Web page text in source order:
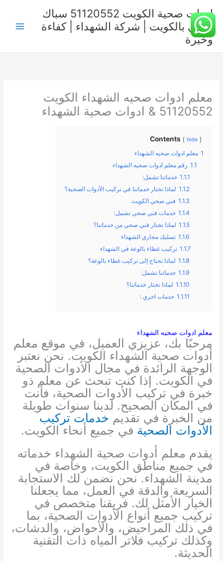
إلى
المحتوى
ادوات صحية الكويت 51120552 سباك
صحي بالكويت | شركة الشهداء | كفاءة
وخبرة
معلم ادوات صحيه الشهداء الكويت
51120552 & ادوات صحية الشهداء
Contents hide
1 معلم ادوات صحيه الشهداء
1.1 رقم معلم ادوات صحيه الشهداء
1.1.1 خدماتنا تشمل:
1.1.2 لماذا تختار خدماتنا في تركيب الأدوات الصحية؟
1.1.3 فني صحي الكويت
1.1.4 خدمات فني صحي تشمل:
1.1.5 لماذا تختار فني صحي من خدماتنا؟
1.1.6 تسليك مجاري الشهداء
1.1.7 تركيب غطاء بالوعة في الشهداء
1.1.8 لماذا تحتاج إلى تركيب غطاء بالوعة؟
1.1.9 خدماتنا تشمل:
1.1.10 لماذا تختار خدماتنا؟
1.1.11 خدمات اخري :
معلم ادوات صحيه الشهداء
مرحبًا بك، عزيزي العميل، في موقع معلم
أدوات صحية الشهداء الكويت. نحن نعتبر
الوجهة الرائدة في مجال الأدوات الصحية
في الكويت. إذا كنت تبحث عن معلم ذو
خبرة في تركيب الأدوات الصحية، فأنت
في المكان الصحيح. لدينا سنوات طويلة
من الخبرة في تقديم خدمات تركيب
الأدوات الصحية في جميع أنحاء الكويت.
يقدم معلم أدوات صحية الشهداء خدماته
في جميع مناطق الكويت، وخاصة في
مدينة الشهداء. نحن نضمن لك الاستجابة
السريعة والدقة في العمل، مما يجعلنا
الخيار الأمثل لك. فريقنا متخصص في
تركيب جميع أنواع الأدوات الصحية، بما
في ذلك المراحيض، والأحواض، والدشات،
وكذلك تركيب فلاتر المياه ذات التقنية
الحديثة.